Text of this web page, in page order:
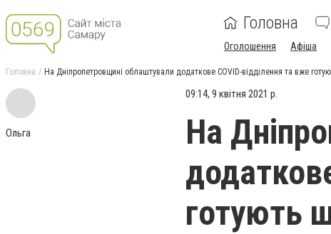
Головна
Оголошення Афіша
Головна На Дніпропетровщині облаштували додаткове COVID-відділення та вже
Ольга
09:14, 9 квітня 2021 р.
На
готують